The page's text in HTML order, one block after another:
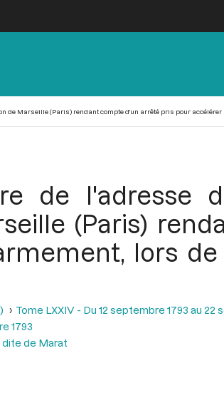
Marseille (Paris) rendant compte d'un arrêté pris pour accélérer
de l'adresse
(Paris)
lors de
Tome LXXIV - Du 12 septembre 1793 au 22
1793
dite de Marat